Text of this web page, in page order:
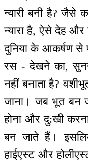
न्यारी बनी है?
न्यारा है, ऐसे देह
दुनिया के आकर्षण से
रस - देखने का,
नहीं बनाता है?
जाना। जब भूत बन
होना और दु:खी
बन जाते हैं।
हाईएस्ट और